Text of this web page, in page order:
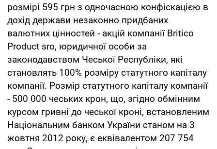
розмірі 595 грн з одночасною конфіскацією в
дохід держави незаконно придбаних
валютних цінностей - акцій компанії Britico
Product sro, юридичної особи за
законодавством Чеської Республіки, які
становлять 100% розміру статутного капіталу
компанії. Розмір статутного капіталу компанії
- 500 000 чеських крон, що, згідно обмінним
курсом гривні до чеської кроні, встановленим
Національним банком України станом на 3
жовтня 2012 року, є еквівалентом 207 754